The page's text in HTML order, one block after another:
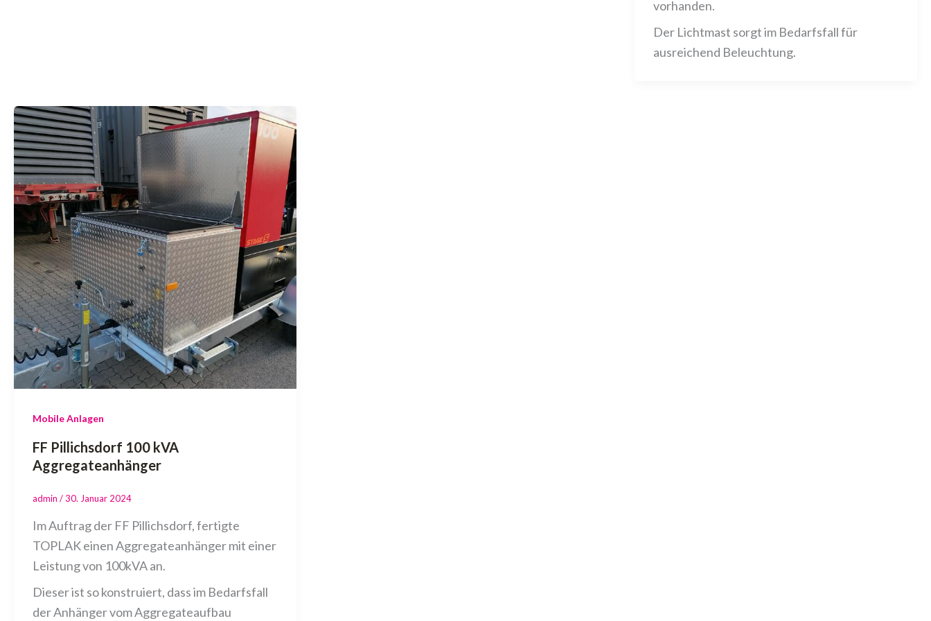
vorhanden.
Der Lichtmast sorgt im Bedarfsfall für
ausreichend Beleuchtung.
Mobile Anlagen
FF Pillichsdorf 100 kVA
Aggregateanhänger
admin /30. Januar 2024
Im Auftrag der FF Pillichsdorf, fertigte
TOPLAK einen Aggregateanhänger mit einer
Leistung von 100kVA an.
Dieser ist so konstruiert, dass im Bedarfsfall
der Anhänger vom Aggregateaufbau